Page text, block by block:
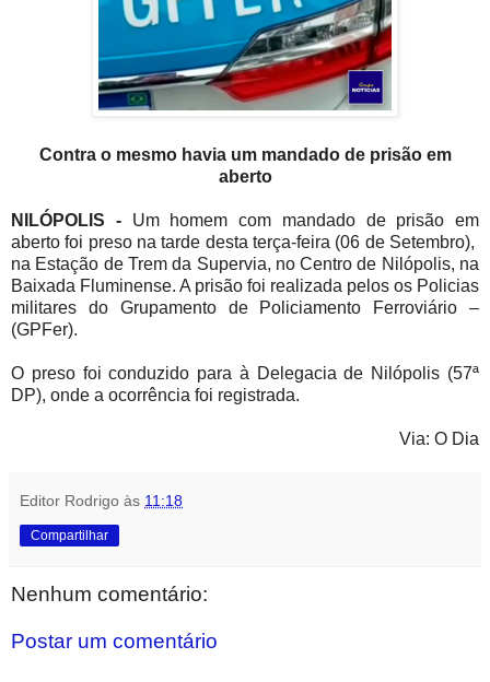
Contra o mesmo havia um mandado de prisão em
aberto
NILÓPOLIS - Um homem com mandado de prisão em
aberto foi preso na tarde desta terça-feira (06 de Setembro),
na Estação de Trem da Supervia, no Centro de Nilópolis, na
Baixada Fluminense. A prisão foi realizada pelos os Policias
militares do Grupamento de Policiamento Ferroviário –
(GPFer).
O preso foi conduzido para à Delegacia de Nilópolis (57ª
DP), onde a ocorrência foi registrada.
Via: O Dia
Editor Rodrigo às 11:18
Compartilhar
Nenhum comentário:
Postar um comentário